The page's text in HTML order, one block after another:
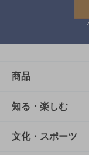
商品
商品TOP
商品一覧
知る・楽しむ
知る・楽しむ
文化・スポーツ